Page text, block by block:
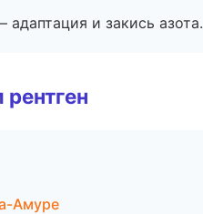
и закись азота.
Амуре